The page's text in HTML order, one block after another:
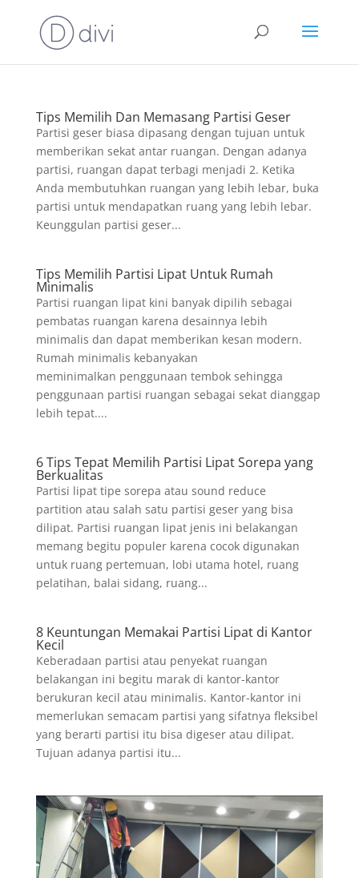
Tips Memilih Dan Memasang Partisi Geser
Partisi geser biasa dipasang dengan tujuan untuk
memberikan sekat antar ruangan. Dengan adanya
partisi, ruangan dapat terbagi menjadi 2. Ketika
Anda membutuhkan ruangan yang lebih lebar, buka
partisi untuk mendapatkan ruang yang lebih lebar.
Keunggulan partisi geser...
Tips Memilih Partisi Lipat Untuk Rumah
Minimalis
Partisi ruangan lipat kini banyak dipilih sebagai
pembatas ruangan karena desainnya lebih
minimalis dan dapat memberikan kesan modern.
Rumah minimalis kebanyakan
meminimalkan penggunaan tembok sehingga
penggunaan partisi ruangan sebagai sekat dianggap
lebih tepat....
6 Tips Tepat Memilih Partisi Lipat Sorepa yang
Berkualitas
Partisi lipat tipe sorepa atau sound reduce
partition atau salah satu partisi geser yang bisa
dilipat. Partisi ruangan lipat jenis ini belakangan
memang begitu populer karena cocok digunakan
untuk ruang pertemuan, lobi utama hotel, ruang
pelatihan, balai sidang, ruang...
8 Keuntungan Memakai Partisi Lipat di Kantor
Kecil
Keberadaan partisi atau penyekat ruangan
belakangan ini begitu marak di kantor-kantor
berukuran kecil atau minimalis. Kantor-kantor ini
memerlukan semacam partisi yang sifatnya fleksibel
yang berarti partisi itu bisa digeser atau dilipat.
Tujuan adanya partisi itu...